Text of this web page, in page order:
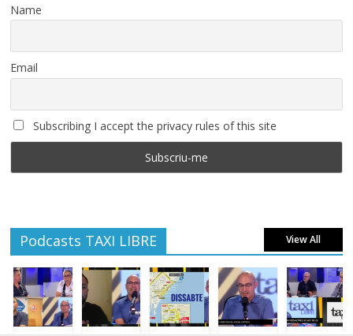
Name
Email
Subscribing I accept the privacy rules of this site
Podcasts TAXI LIBRE View All